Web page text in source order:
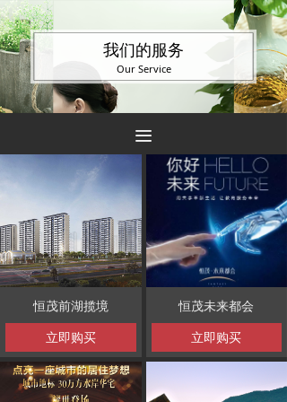
我们的服务
Our Service
끀
恒茂前湖揽境
立即购买
恒茂未来都会
立即购买